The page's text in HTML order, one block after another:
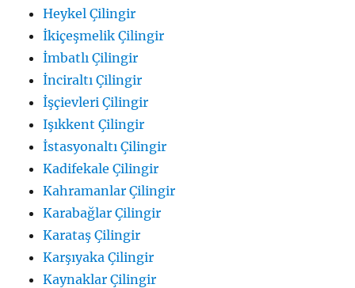
Heykel Çilingir
İkiçeşmelik Çilingir
İmbatlı Çilingir
İnciraltı Çilingir
İşçievleri Çilingir
Işıkkent Çilingir
İstasyonaltı Çilingir
Kadifekale Çilingir
Kahramanlar Çilingir
Karabağlar Çilingir
Karataş Çilingir
Karşıyaka Çilingir
Kaynaklar Çilingir